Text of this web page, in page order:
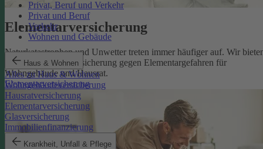
Privat, Beruf und Verkehr
Privat und Beruf
Verkehr
Wohnen und Gebäude
Haus & Wohnen
Alles zu Haus & Wohnen
Wohngebäudeversicherung
Hausratversicherung
Elementarversicherung
Glasversicherung
Immobilienfinanzierung
Krankheit, Unfall & Pflege
Elementarversicherung
Naturkatastrophen und Unwetter treten immer häufiger auf. Wir
eine zuverlässige Absicherung gegen Elementargefahren für
Wohngebäude und Hausrat.
Elementarversicherung